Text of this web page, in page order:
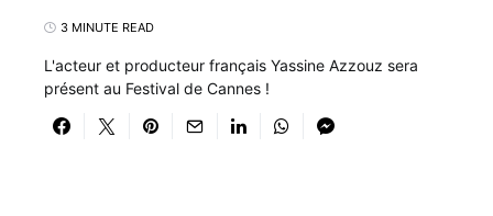
3 MINUTE READ
L'acteur et producteur français Yassine Azzouz sera
présent au Festival de Cannes !